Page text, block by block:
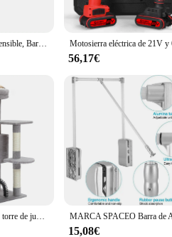
Barra de Cortina Extensible, Barra Universal Decorativa de Metal Color Blanco y Negro 19 mm Diámetro, Tamaños 70-140/120-210/160-300cm
56,17€
Árbol para gatos con torre de juguete para gatos, casa para gatos de interior con percha de felpa acolchada, hamaca acogedora y postes rascadores de Sisal
15,08€